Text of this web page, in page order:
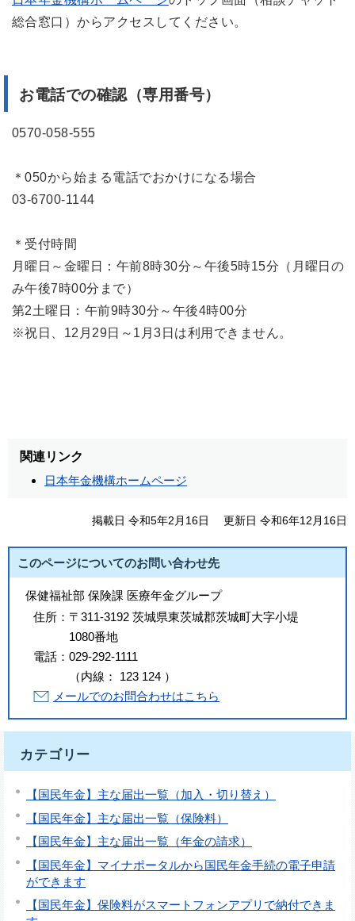
総合窓口）からアクセスしてください。
お電話での確認（専用番号）
0570-058-555
＊050から始まる電話でおかけになる場合
03-6700-1144
＊受付時間
月曜日～金曜日：午前8時30分～午後5時15分（月曜日の
み午後7時00分まで）
第2土曜日：午前9時30分～午後4時00分
※祝日、12月29日～1月3日は利用できません。
関連リンク
日本年金機構ホームページ
掲載日 令和5年2月16日 更新日 令和6年12月16日
このページについてのお問い合わせ先
保健福祉部 保険課 医療年金グループ
住所： 〒311-3192 茨城県東茨城郡茨城町大字小堤
1080番地
電話： 029-292-1111
（内線 ： 123 124 ）
メールでのお問合わせはこちら
カテゴリー
【国民年金】主な届出一覧（加入・切り替え）
【国民年金】主な届出一覧（保険料）
【国民年金】主な届出一覧（年金の請求）
【国民年金】マイナポータルから国民年金手続の電子申請
ができます
【国民年金】保険料がスマートフォンアプリで納付できま